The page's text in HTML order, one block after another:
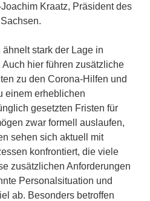
Kraatz, Präsident des
stark der Lage in
hier führen zusätzliche
zu den Corona-Hilfen und
einem erheblichen
gesetzten Fristen für
zwar formell auslaufen,
sehen sich aktuell mit
konfrontiert, die viele
zusätzlichen Anforderungen
Personalsituation und
ab. Besonders betroffen